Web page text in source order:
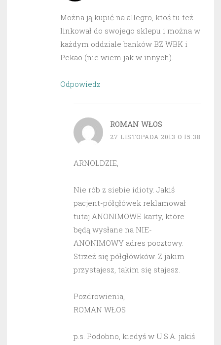
Można ją kupić na allegro, ktoś tu też
linkował do swojego sklepu i można w
każdym oddziale banków BZ WBK i
Pekao (nie wiem jak w innych).
Odpowiedz
ROMAN WŁOS
27 LISTOPADA 2013 O 15:38
ARNOLDZIE,
Nie rób z siebie idioty. Jakiś
pacjent-półgłówek reklamował
tutaj ANONIMOWE karty, które
będą wysłane na NIE-
ANONIMOWY adres pocztowy.
Strzeż się półgłówków. Z jakim
przystajesz, takim się stajesz.
Pozdrowienia,
ROMAN WŁOS
p.s. Podobno, kiedyś w U.S.A. jakiś